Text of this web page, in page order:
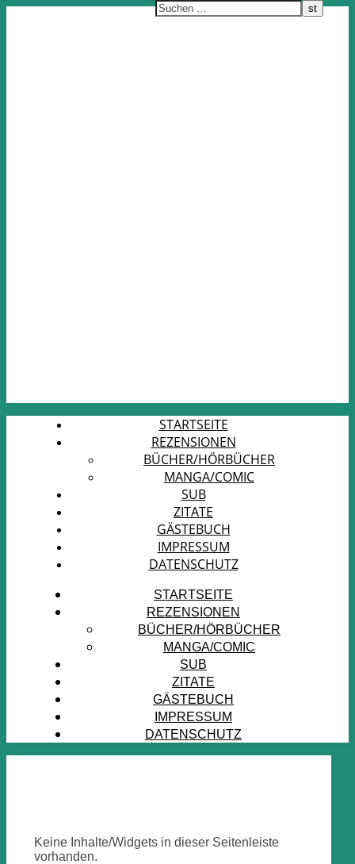
STARTSEITE
REZENSIONEN
BÜCHER/HÖRBÜCHER
MANGA/COMIC
SUB
ZITATE
GÄSTEBUCH
IMPRESSUM
DATENSCHUTZ
STARTSEITE
REZENSIONEN
BÜCHER/HÖRBÜCHER
MANGA/COMIC
SUB
ZITATE
GÄSTEBUCH
IMPRESSUM
DATENSCHUTZ
Keine Inhalte/Widgets in dieser Seitenleiste
vorhanden.